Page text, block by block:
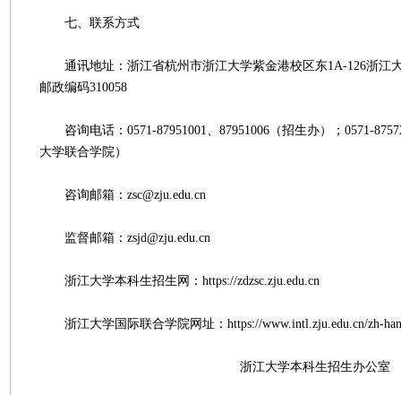
七、联系方式
通讯地址：浙江省杭州市浙江大学紫金港校区东1A-126浙江
邮政编码310058
咨询电话：0571-87951001、87951006（招生办）；0571-
大学联合学院）
咨询邮箱：zsc@zju.edu.cn
监督邮箱：zsjd@zju.edu.cn
浙江大学本科生招生网：https://zdzsc.zju.edu.cn
浙江大学国际联合学院网址：https://www.intl.zju.edu.cn/zh-
浙江大学本科生招生办公室